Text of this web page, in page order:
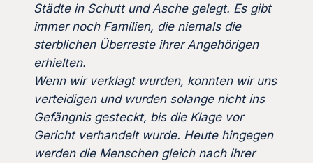
Städte in Schutt und Asche gelegt. Es gibt
immer noch Familien, die niemals die
sterblichen Überreste ihrer Angehörigen
erhielten.
Wenn wir verklagt wurden, konnten wir uns
verteidigen und wurden solange nicht ins
Gefängnis gesteckt, bis die Klage vor
Gericht verhandelt wurde. Heute hingegen
werden die Menschen gleich nach ihrer